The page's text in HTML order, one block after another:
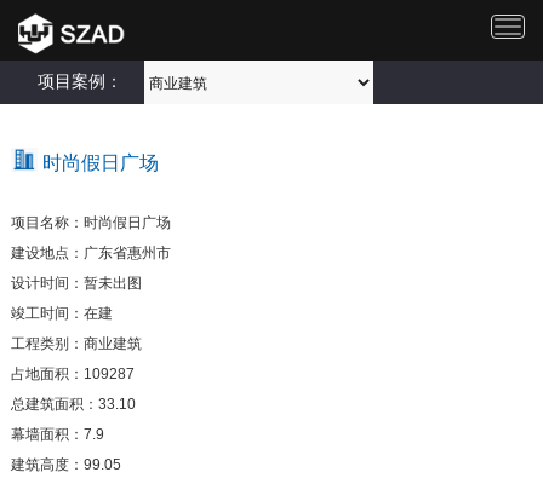
切
航
项目案例：
时尚假日广场
项目名称：时尚假日广场
建设地点：广东省惠州市
设计时间：暂未出图
竣工时间：在建
工程类别：商业建筑
占地面积：109287
总建筑面积：33.10
幕墙面积：7.9
建筑高度：99.05